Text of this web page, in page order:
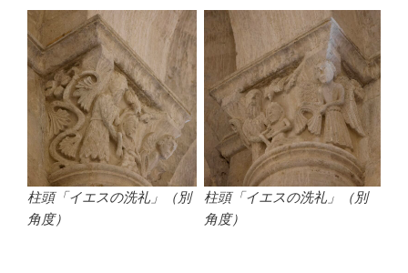
柱頭「イエスの洗礼」（別
角度）
柱頭「イエスの洗礼」（別
角度）